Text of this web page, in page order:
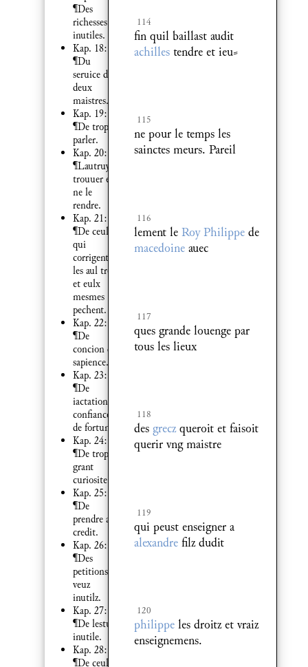
¶Des
richesses
inutiles.
Kap. 18:
¶Du
seruice de
deux
maistres.
Kap. 19:
¶De trop
parler.
Kap. 20:
¶Lautruy
trouuer et
ne le
rendre.
Kap. 21:
¶De ceulx
qui
corrigent
les aul tres
et eulx
mesmes
pechent.
Kap. 22:
¶De
concion de
sapience.
Kap. 23:
¶De
iactation et
confiance
de fortune.
Kap. 24:
¶De trop
grant
curiosite.
Kap. 25:
¶De
prendre a
credit.
Kap. 26:
¶Des
petitions et
veuz
inutilz.
Kap. 27:
¶De lestude
inutile.
Kap. 28:
¶De ceulx
114
fin quil baillast audit
achillestendre et ieu⸗
115
ne pour le temps les
sainctes meurs. Pareil
116
lement le Roy Philippede
macedoineauec
117
ques grande louenge par
tous les lieux
118
des greczqueroit et faisoit
querir vng maistre
119
qui peust enseigner a
alexandrefilz dudit
120
philippeles droitz et vraiz
enseignemens.